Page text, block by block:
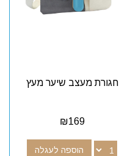
חגורת מעצב שיער מעץ
₪169
הוספה לעגלה